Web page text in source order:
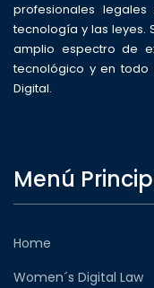
profesionales
tecnología y las leyes.
amplio espectro de
tecnológico y en todo
Digital.
Menú
Home
Women´s Digital Law